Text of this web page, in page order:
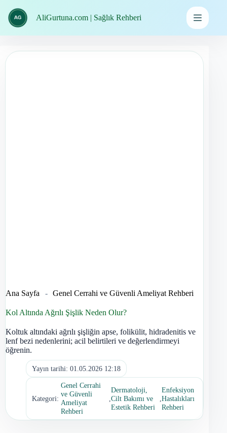
geç
AliGurtuna.com | Sağlık Rehberi
Ana Sayfa - Genel Cerrahi ve Güvenli Ameliyat Rehberi
Kol Altında Ağrılı Şişlik Neden Olur?
Koltuk altındaki ağrılı şişliğin apse, folikülit, hidradenitis ve
lenf bezi nedenlerini; acil belirtileri ve değerlendirmeyi
öğrenin.
Yayın tarihi: 01.05.2026 12:18
Kategori:
Genel Cerrahi
ve Güvenli
Ameliyat
Rehberi
,
Dermatoloji,
Cilt Bakımı ve
Estetik Rehberi
,
Enfeksiyon
Hastalıkları
Rehberi